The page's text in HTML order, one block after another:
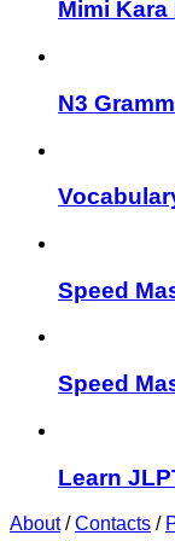
Mimi
N3
Speed
Speed
Learn
About/Contacts /